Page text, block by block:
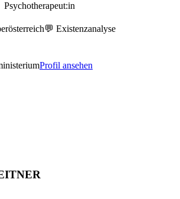
Psychotherapeut:in
💬 Existenzanalyse
Profil ansehen